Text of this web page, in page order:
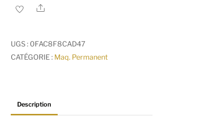
Marker
mines
Share
UGS : 0FAC8F8CAD47
CATÉGORIE : Maq. Permanent
Description